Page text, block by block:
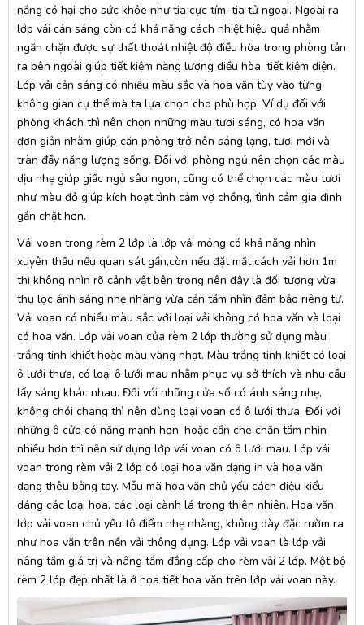
nắng có hại cho sức khỏe như tia cực tím, tia tử ngoại. Ngoài ra
lớp vải cản sáng còn có khả năng cách nhiệt hiệu quả nhằm
ngăn chặn được sự thất thoát nhiệt độ điều hòa trong phòng tản
ra bên ngoài giúp tiết kiệm năng lượng điều hòa, tiết kiệm điện.
Lớp vải cản sáng có nhiều màu sắc và hoa văn tùy vào từng
không gian cụ thể mà ta lựa chọn cho phù hợp. Ví dụ đối với
phòng khách thì nên chọn những màu tươi sáng, có hoa văn
đơn giản nhằm giúp căn phòng trở nên sáng lạng, tươi mới và
tràn đầy năng lượng sống. Đối với phòng ngủ nên chọn các màu
dịu nhẹ giúp giấc ngủ sâu ngon, cũng có thể chọn các màu tươi
như màu đỏ giúp kích hoạt tình cảm vợ chồng, tình cảm gia đình
gắn chặt hơn.
Vải voan trong rèm 2 lớp là lớp vải mỏng có khả năng nhìn
xuyên thấu nếu quan sát gần,còn nếu đặt mắt cách vải hơn 1m
thì không nhìn rõ cảnh vật bên trong nên đây là đối tượng vừa
thu lọc ánh sáng nhẹ nhàng vừa cản tầm nhìn đảm bảo riêng tư.
Vải voan có nhiều màu sắc với loại vải không có hoa văn và loại
có hoa văn. Lớp vải voan của rèm 2 lớp thường sử dụng màu
trắng tinh khiết hoặc màu vàng nhạt. Màu trắng tinh khiết có loại
ô lưới thưa, có loại ô lưới mau nhằm phục vụ sở thích và nhu cầu
lấy sáng khác nhau. Đối với những cửa sổ có ánh sáng nhẹ,
không chói chang thì nên dùng loại voan có ô lưới thưa. Đối với
những ô cửa có nắng mạnh hơn, hoặc cần che chắn tầm nhìn
nhiều hơn thì nên sử dụng lớp vải voan có ô lưới mau. Lớp vải
voan trong rèm vải 2 lớp có loại hoa văn dạng in và hoa văn
dạng thêu bằng tay. Mẫu mã hoa văn chủ yếu cách điệu kiểu
dáng các loại hoa, các loại cành lá trong thiên nhiên. Hoa văn
lớp vải voan chủ yếu tô điểm nhẹ nhàng, không dày đặc rườm ra
như hoa văn trên nền vải thông dụng. Lớp vải voan là lớp vải
nâng tầm giá trị và nâng tầm đẳng cấp cho rèm vải 2 lớp. Một bộ
rèm 2 lớp đẹp nhất là ở họa tiết hoa văn trên lớp vải voan này.